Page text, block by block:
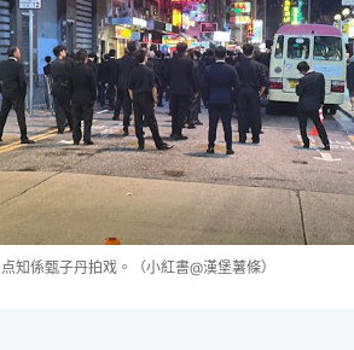
知係甄子丹拍戏。（小紅書@漢堡薯條）